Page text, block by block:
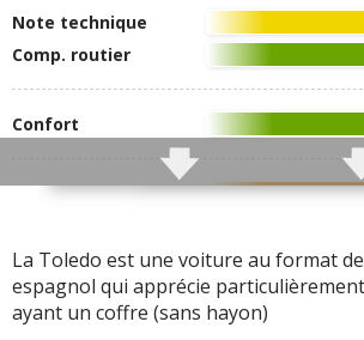
Intérieur sérieux et
plastiques de bonne
facture sans toutefois
atteindre la qualité d'un
Volkswagen
Motorisations sobres et
puissantes
SEAT Toledo signalées
Note technique
Comp. routier
Confort
Finition
Habitabilité
Coffre (500L)
La Toledo est une voiture au format
espagnol qui apprécie
ayant un coffre (sans hayon)